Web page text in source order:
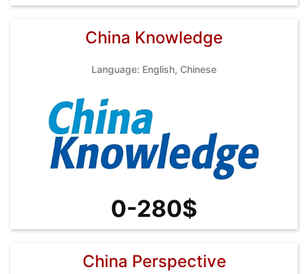
China Knowledge
Language: English, Chinese
0-280$
China Perspective